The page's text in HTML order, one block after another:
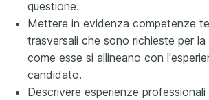
questione.
Mettere in evidenza competenze
trasversali che sono richieste per
come esse si allineano con
candidato.
Descrivere esperienze